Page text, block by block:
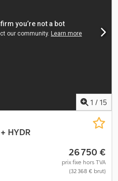
Poids à vide : 7 470 kg Charge
Marque du moteur : Volvo =
Chjdex Upypjpfx Altsa -
1 / 15
HYDR
26 750 €
prix fixe hors TVA
(32 368 € brut)